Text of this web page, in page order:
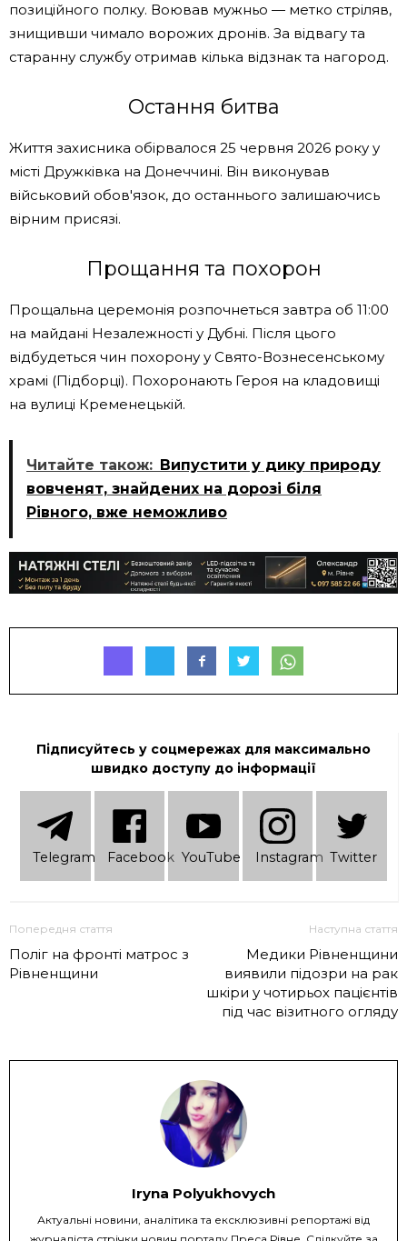
позиційного полку. Воював мужньо — метко стріляв,
знищивши чимало ворожих дронів. За відвагу та
старанну службу отримав кілька відзнак та нагород.
Остання битва
Життя захисника обірвалося 25 червня 2026 року у
місті Дружківка на Донеччині. Він виконував
військовий обов'язок, до останнього залишаючись
вірним присязі.
Прощання та похорон
Прощальна церемонія розпочнеться завтра об 11:00
на майдані Незалежності у Дубні. Після цього
відбудеться чин похорону у Свято-Вознесенському
храмі (Підборці). Похоронають Героя на кладовищі
на вулиці Кременецькій.
Читайте також: Випустити у дику природу
вовченят, знайдених на дорозі біля
Рівного, вже неможливо
Підписуйтесь у соцмережах для максимально
швидко доступу до інформації
Telеgram Facebook YouTube Instagram Twitter
Попередня стаття
Поліг на фронті матрос з
Рівненщини
Наступна стаття
Медики Рівненщини
виявили підозри на рак
шкіри у чотирьох пацієнтів
під час візитного огляду
Iryna Polyukhovych
Актуальні новини, аналітика та ексклюзивні репортажі від